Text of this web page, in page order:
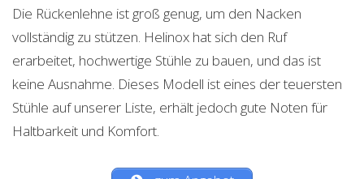
Die Rückenlehne ist groß genug, um den Nacken
vollständig zu stützen. Helinox hat sich den Ruf
erarbeitet, hochwertige Stühle zu bauen, und das ist
keine Ausnahme. Dieses Modell ist eines der teuersten
Stühle auf unserer Liste, erhält jedoch gute Noten für
Haltbarkeit und Komfort.